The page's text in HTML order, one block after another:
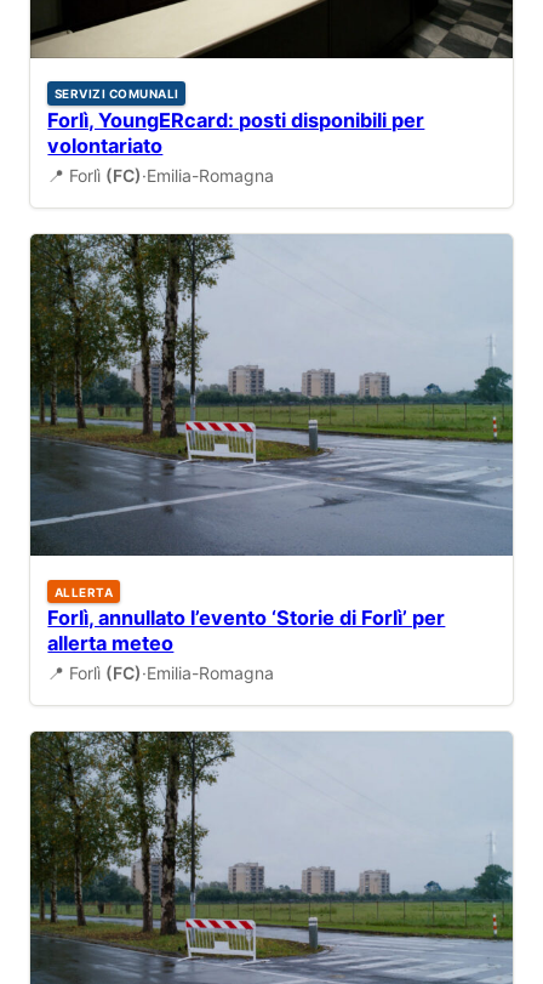
SERVIZI COMUNALI
Forlì, YoungERcard: posti disponibili per
volontariato
📍 Forlì (FC)·Emilia-Romagna
ALLERTA
Forlì, annullato l’evento ‘Storie di Forlì’ per
allerta meteo
📍 Forlì (FC)·Emilia-Romagna